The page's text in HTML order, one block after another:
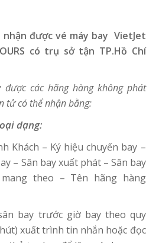
nhận được vé máy bay VietJet
có trụ sở tận TP.Hồ Chí
được các hãng hàng không phát
tử có thể nhận bằng:
dạng:
Khách – Ký hiệu chuyến bay –
– Sân bay xuất phát – Sân bay
theo – Tên hãng hàng
bay trước giờ bay theo quy
xuất trình tin nhắn hoặc đọc